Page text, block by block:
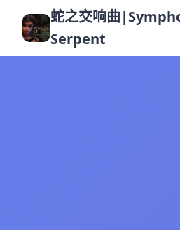
蛇之交响曲
Serpent